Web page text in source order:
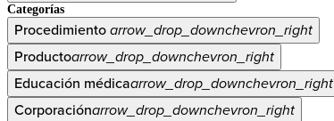
Categorías
Procedimientoarrow_drop_downchevron_right
Productoarrow_drop_downchevron_right
Educación médicaarrow_drop_downchevron_right
Corporaciónarrow_drop_downchevron_right